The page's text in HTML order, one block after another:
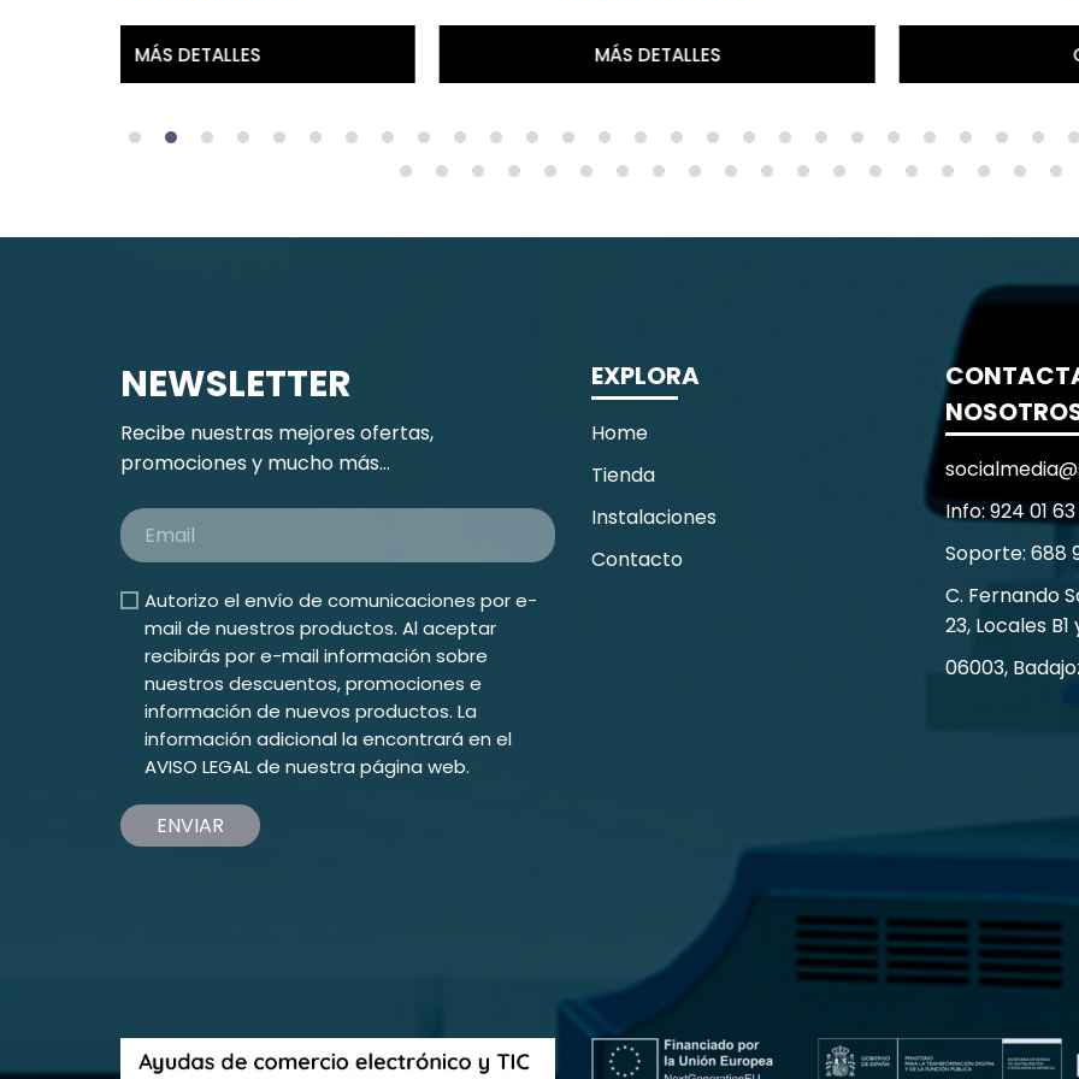
NEWSLETTER
Recibe nuestras mejores ofertas,
promociones y mucho más...
Autorizo el envío de comunicaciones por e-
mail de nuestros productos. Al aceptar
recibirás por e-mail información sobre
nuestros descuentos, promociones e
información de nuevos productos. La
información adicional la encontrará en el
AVISO LEGALde nuestra página web.
ENVIAR
EXPLORA
Home
Tienda
Instalaciones
Contacto
Info: 924 01
Soporte: 688
C. Fernando
23, Locales B1
06003,